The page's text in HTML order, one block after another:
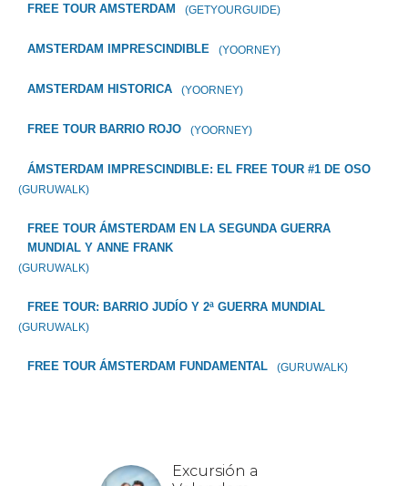
FREE TOUR AMSTERDAM (GETYOURGUIDE)
AMSTERDAM IMPRESCINDIBLE (YOORNEY)
AMSTERDAM HISTORICA (YOORNEY)
FREE TOUR BARRIO ROJO (YOORNEY)
ÁMSTERDAM IMPRESCINDIBLE: EL FREE TOUR #1 DE OSO
(GURUWALK)
FREE TOUR ÁMSTERDAM EN LA SEGUNDA GUERRA
MUNDIAL Y ANNE FRANK
(GURUWALK)
FREE TOUR: BARRIO JUDÍO Y 2ª GUERRA MUNDIAL
(GURUWALK)
FREE TOUR ÁMSTERDAM FUNDAMENTAL (GURUWALK)